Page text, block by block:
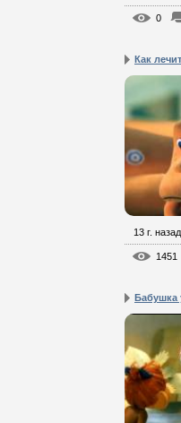
0
Как
13 г. назад
1451
Бабушка